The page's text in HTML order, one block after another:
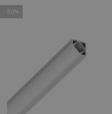
- 50%